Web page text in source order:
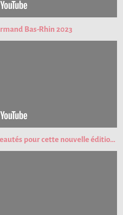
Bas-Rhin 2023
GRAND FORMAT : des nouveautés pour cette nouvelle édition du Passeport Gourmand !